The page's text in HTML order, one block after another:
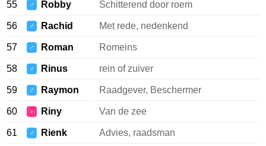
55 ♂ Robby Schitterend door roem
56 ♂ Rachid Met rede, nedenkend
57 ♂ Roman Romeins
58 ♂ Rinus rein of zuiver
59 ♂ Raymon Raadgever, Beschermer
60 ♀ Riny Van de zee
61 ♂ Rienk Advies, raadsman